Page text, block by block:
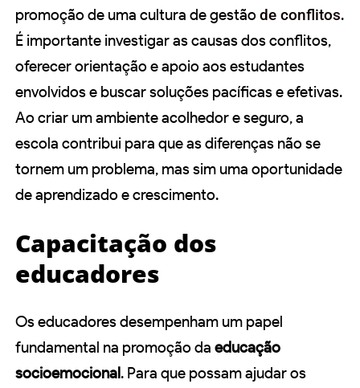
promoção de uma cultura de gestão de conflitos.
É importante investigar as causas dos conflitos,
oferecer orientação e apoio aos estudantes
envolvidos e buscar soluções pacíficas e efetivas.
Ao criar um ambiente acolhedor e seguro, a
escola contribui para que as diferenças não se
tornem um problema, mas sim uma oportunidade
de aprendizado e crescimento.
Capacitação dos
educadores
Os educadores desempenham um papel
fundamental na promoção da educação
socioemocional. Para que possam ajudar os